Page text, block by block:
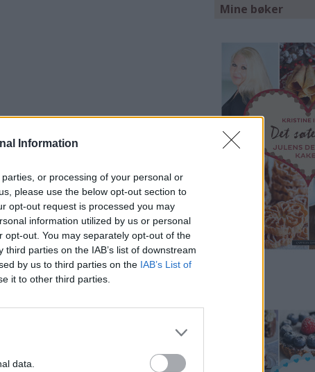
Information
or processing of your personal or
please use the below opt-out section to
opt-out request is processed you may
information utilized by us or personal
out. You may separately opt-out of the
parties on the IAB’s list of downstream
by us to third parties on the IAB’s List of
it to other third parties.
data.
print
Mine bøker